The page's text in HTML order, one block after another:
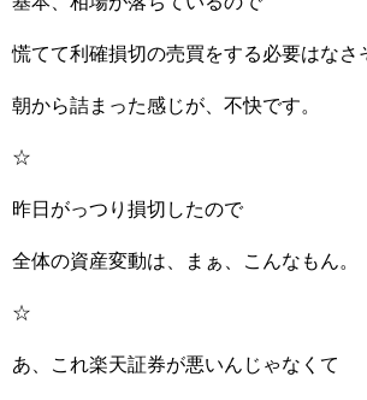
慌てて利確損切の売買をする必要はなさ
朝から詰まった感じが、不快です。
☆
昨日がっつり損切したので
全体の資産変動は、まぁ、こんなもん。
☆
あ、これ楽天証券が悪いんじゃなくて